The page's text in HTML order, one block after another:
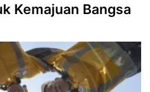
Kemajuan Bangsa